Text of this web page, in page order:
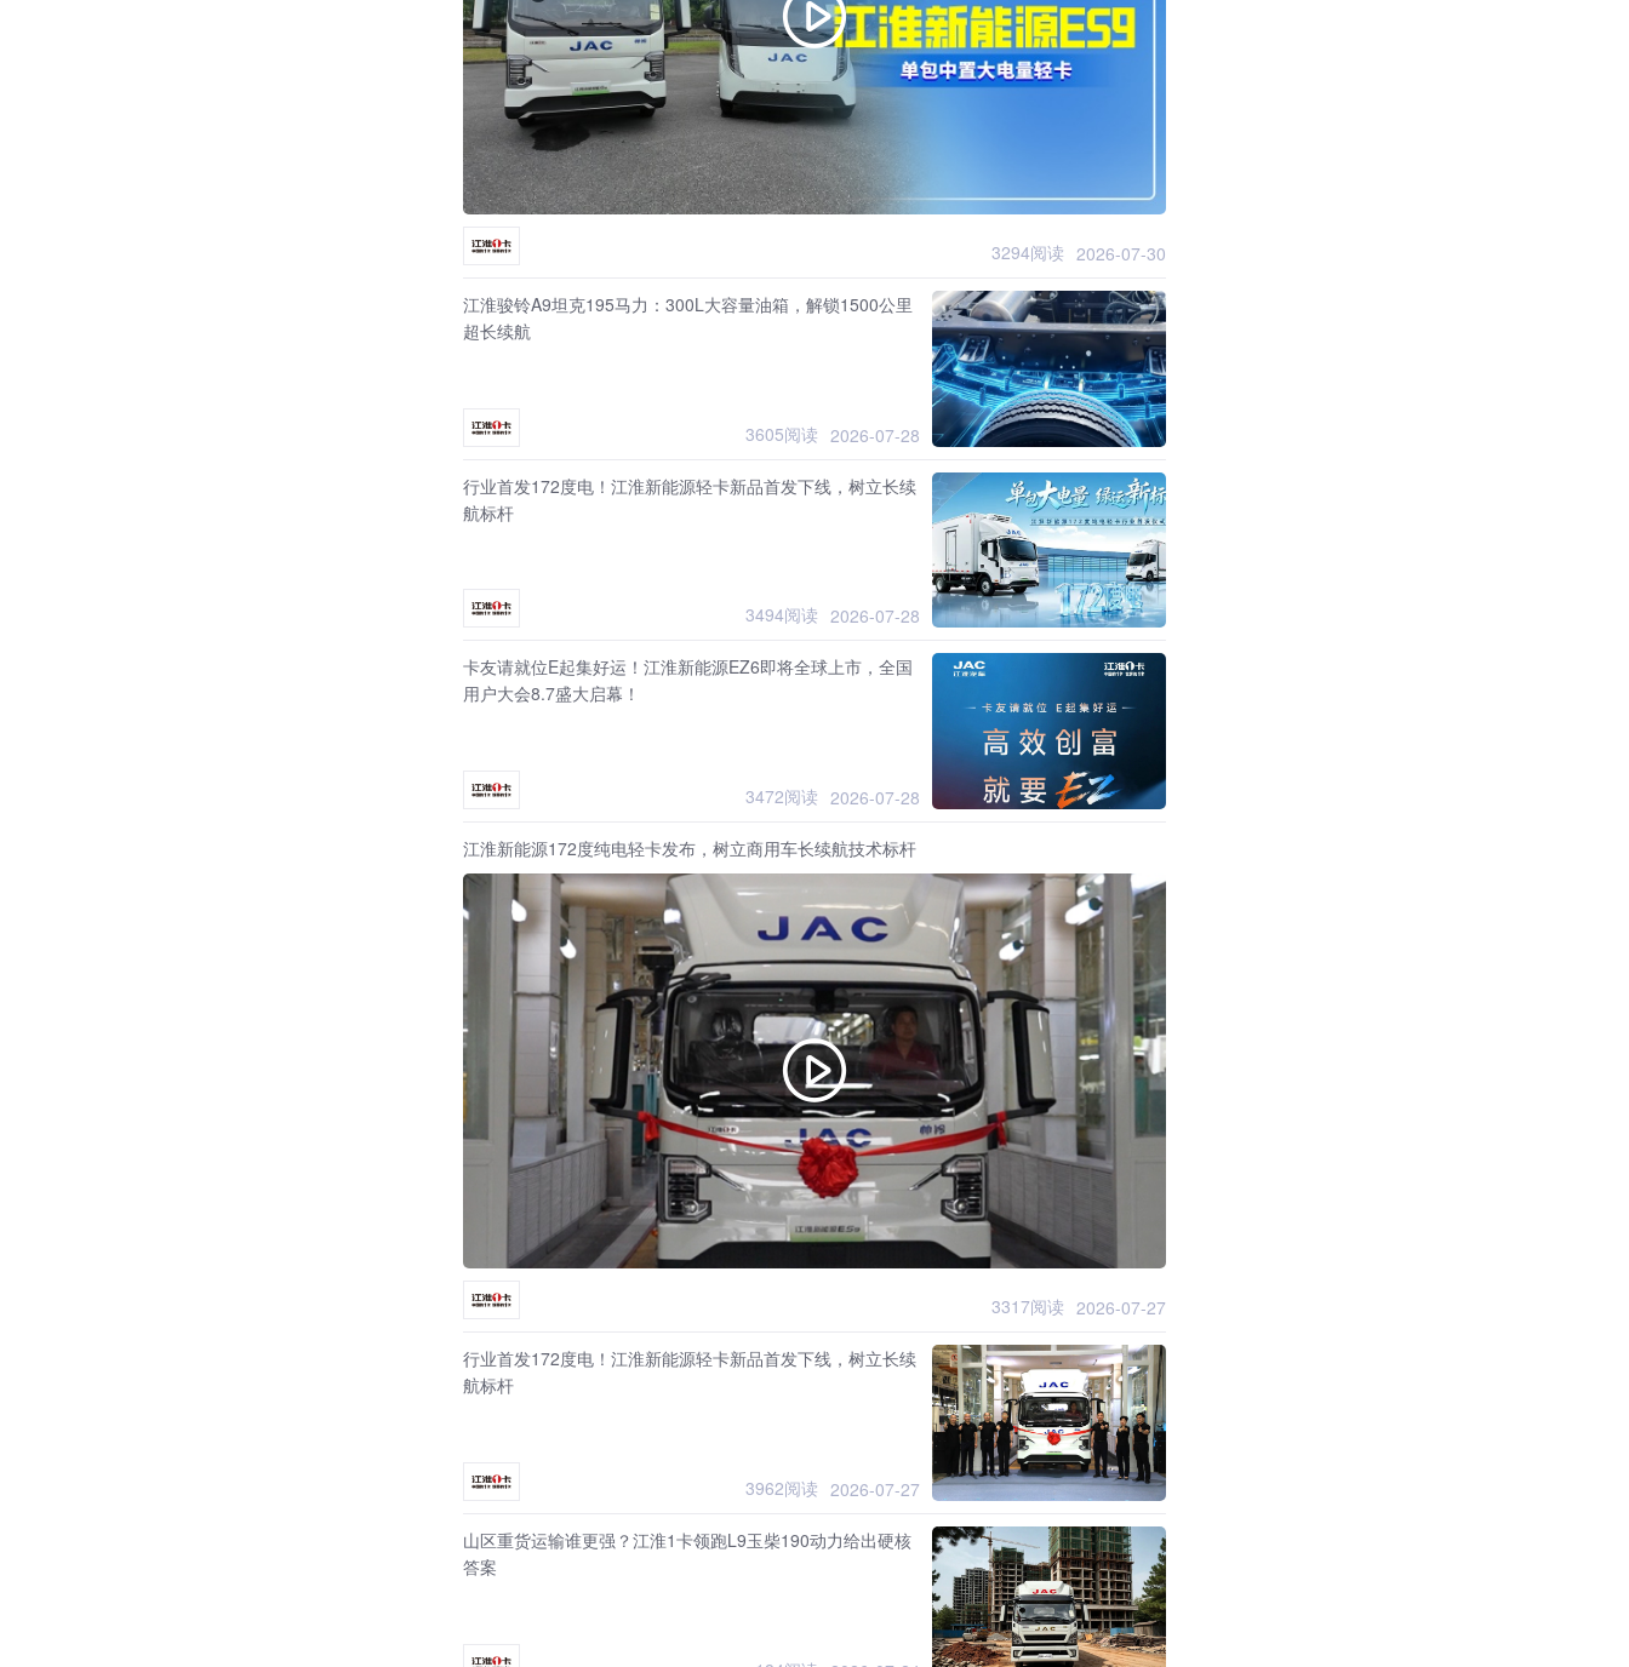
3294阅读 2026-07-30
江淮骏铃A9坦克195马力：300L大容量油箱，解锁1500公里
超长续航
3605阅读 2026-07-28
行业首发172度电！江淮新能源轻卡新品首发下线，树立长续
航标杆
3494阅读 2026-07-28
卡友请就位E起集好运！江淮新能源EZ6即将全球上市，全国
用户大会8.7盛大启幕！
3472阅读 2026-07-28
江淮新能源172度纯电轻卡发布，树立商用车长续航技术标杆
3317阅读 2026-07-27
行业首发172度电！江淮新能源轻卡新品首发下线，树立长续
航标杆
3962阅读 2026-07-27
山区重货运输谁更强？江淮1卡领跑L9玉柴190动力给出硬核
答案